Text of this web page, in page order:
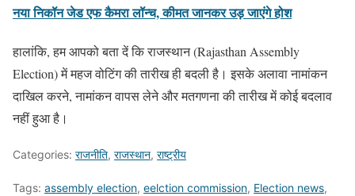
नया निकॉन जेड एफ कैमरा लॉन्च, कीमत जानकर उड़ जाएंगे होश
हालांकि, हम आपको बता दें कि राजस्थान (Rajasthan Assembly
Election) में महज वोटिंग की तारीख ही बदली है। इसके अलावा नामांकन
दाखिल करने, नामांकन वापस लेने और मतगणना की तारीख में कोई बदलाव
नहीं हुआ है।
Categories: राजनीति, राजस्थान, राष्ट्रीय
Tags: assembly election, eelction commission, Election news,